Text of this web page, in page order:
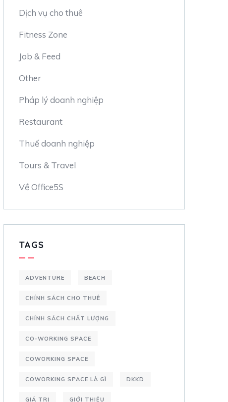
Dịch vụ cho thuê
Fitness Zone
Job & Feed
Other
Pháp lý doanh nghiệp
Restaurant
Thuế doanh nghiệp
Tours & Travel
Về Office5S
TAGS
ADVENTURE BEACH
CHÍNH SÁCH CHO THUÊ
CHÍNH SÁCH CHẤT LƯỢNG
CO-WORKING SPACE
COWORKING SPACE
COWORKING SPACE LÀ GÌ DKKD
GIÁ TRỊ GIỚI THIỆU